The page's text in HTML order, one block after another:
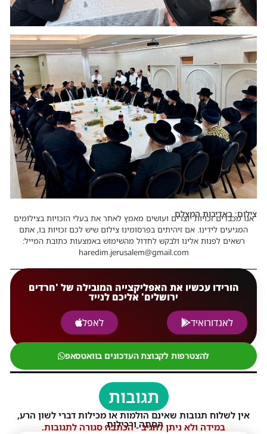
צילום: באדיבות המצלם
אנו מכבדים זכויות יוצרים ועושים מאמץ לאתר את בעלי הזכויות בצילומים
המגיעים לידינו. אם זיהיתים בפרסומינו צילום שיש לכם זכויות בו, אתם
רשאים לפנות אלינו ולבקש לחדול מהשימוש באמצעות כתובת המייל:
haredim.jerusalem@gmail.com
הורידו עכשיו את האפליקצייה המובילה של 'חרדים
ירושלים' אליכם לנייד
לאנדורואיד
לאפל
להצטרפות לקבוצת העדכונים בוואטסאפ
תגובות
אין לשלוח תגובות שאינם הולמות או מכילות דברי לשון הרע,
הסתה ורכילות.
במידה ולא ניתן להגיב - הכתבה סגורה לתגובות.